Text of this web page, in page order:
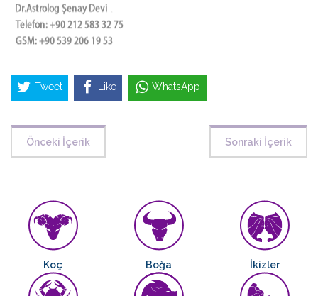
Tweet Like WhatsApp
Önceki İçerik Sonraki İçerik
Koç Boğa İkizler